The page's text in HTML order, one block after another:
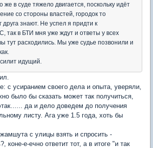
же в суде тяжело двигается, поскольку идёт
со стороны властей, городок то
друга знают. Не успел я придти к
так в БТИ мня уже ждут и ответы у всех
тут расходились. Мы уже судье позвонили и
идущий.
с усиранием своего дела и опыта, уверяли,
было бы сказать может так получиться,
да и дело доведем до получения
листу. Ага уже 1.5 года, хоть бы
с улицы взять и спросить -
коне-е-ечно ответит тот, а в итоге "и так